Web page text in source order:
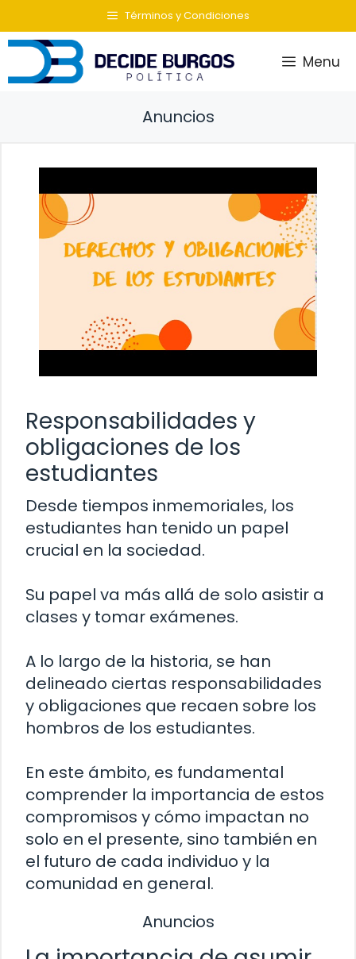
al
contenido
Términos y Condiciones
Menu
Anuncios
Responsabilidades y
obligaciones de los
estudiantes
Desde tiempos inmemoriales, los
estudiantes han tenido un papel
crucial en la sociedad.
Su papel va más allá de solo asistir a
clases y tomar exámenes.
A lo largo de la historia, se han
delineado ciertas responsabilidades
y obligaciones que recaen sobre los
hombros de los estudiantes.
En este ámbito, es fundamental
comprender la importancia de estos
compromisos y cómo impactan no
solo en el presente, sino también en
el futuro de cada individuo y la
comunidad en general.
Anuncios